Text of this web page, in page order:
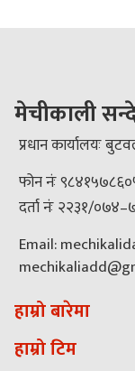
मेचीकाली
प्रधान कार्यालयः
फोन नंः
दर्ता नंः २२३१/
Email:
हाम्रो बारेमा
हाम्रो टिम